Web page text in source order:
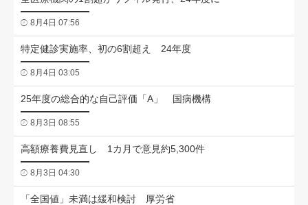
8月4日 07:56
特定健診実施率、初の6割超え 24年度
8月4日 03:05
25年度の総合的な自己評価「A」 国病機構
8月3日 08:55
高額療養費見直し 1カ月で意見約5,300件
8月3日 04:30
「全国値」未満は緩和検討 厚労省